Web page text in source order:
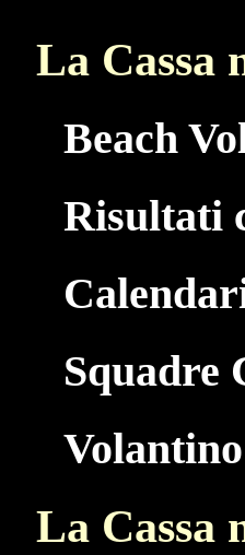
La Cassa
Beach
Risultati
Squadre
La Cassa